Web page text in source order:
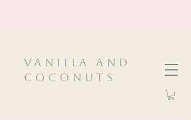
VanIlla and
Coconuts